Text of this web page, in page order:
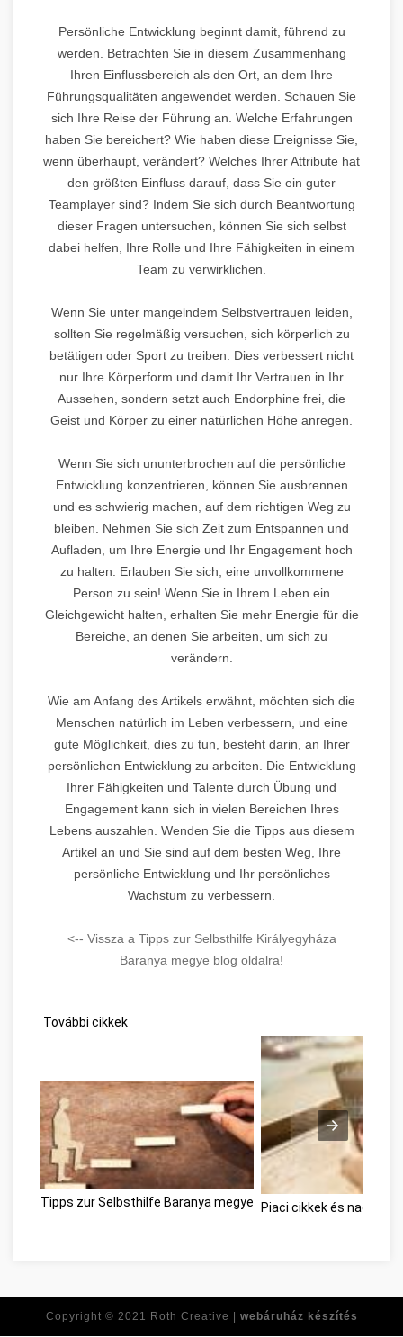
Persönliche Entwicklung beginnt damit, führend zu
werden. Betrachten Sie in diesem Zusammenhang
Ihren Einflussbereich als den Ort, an dem Ihre
Führungsqualitäten angewendet werden. Schauen Sie
sich Ihre Reise der Führung an. Welche Erfahrungen
haben Sie bereichert? Wie haben diese Ereignisse Sie,
wenn überhaupt, verändert? Welches Ihrer Attribute hat
den größten Einfluss darauf, dass Sie ein guter
Teamplayer sind? Indem Sie sich durch Beantwortung
dieser Fragen untersuchen, können Sie sich selbst
dabei helfen, Ihre Rolle und Ihre Fähigkeiten in einem
Team zu verwirklichen.
Wenn Sie unter mangelndem Selbstvertrauen leiden,
sollten Sie regelmäßig versuchen, sich körperlich zu
betätigen oder Sport zu treiben. Dies verbessert nicht
nur Ihre Körperform und damit Ihr Vertrauen in Ihr
Aussehen, sondern setzt auch Endorphine frei, die
Geist und Körper zu einer natürlichen Höhe anregen.
Wenn Sie sich ununterbrochen auf die persönliche
Entwicklung konzentrieren, können Sie ausbrennen
und es schwierig machen, auf dem richtigen Weg zu
bleiben. Nehmen Sie sich Zeit zum Entspannen und
Aufladen, um Ihre Energie und Ihr Engagement hoch
zu halten. Erlauben Sie sich, eine unvollkommene
Person zu sein! Wenn Sie in Ihrem Leben ein
Gleichgewicht halten, erhalten Sie mehr Energie für die
Bereiche, an denen Sie arbeiten, um sich zu
verändern.
Wie am Anfang des Artikels erwähnt, möchten sich die
Menschen natürlich im Leben verbessern, und eine
gute Möglichkeit, dies zu tun, besteht darin, an Ihrer
persönlichen Entwicklung zu arbeiten. Die Entwicklung
Ihrer Fähigkeiten und Talente durch Übung und
Engagement kann sich in vielen Bereichen Ihres
Lebens auszahlen. Wenden Sie die Tipps aus diesem
Artikel an und Sie sind auf dem besten Weg, Ihre
persönliche Entwicklung und Ihr persönliches
Wachstum zu verbessern.
<-- Vissza a Tipps zur Selbsthilfe Királyegyháza
Baranya megye blog oldalra!
További cikkek
Tipps zur Selbsthilfe Baranya megye Piaci cikkek és
Copyright © 2021 Roth Creative | webáruház készítés